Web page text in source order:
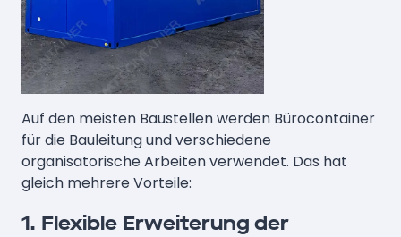
Auf den meisten Baustellen werden Bürocontainer
für die Bauleitung und verschiedene
organisatorische Arbeiten verwendet. Das hat
gleich mehrere Vorteile:
1. Flexible Erweiterung der